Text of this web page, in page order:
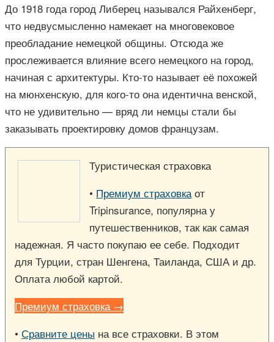
До 1918 года город Либерец назывался Райхенберг,
что недвусмысленно намекает на многовековое
преобладание немецкой общины. Отсюда же
прослеживается влияние всего немецкого на город,
начиная с архитектуры. Кто-то называет её похожей
на мюнхенскую, для кого-то она идентична венской,
что не удивительно — вряд ли немцы стали бы
заказывать проектировку домов французам.
Туристическая страховка
• Премиум страховкаот
Tripinsurance, популярна у
путешественников, так как самая
надежная. Я часто покупаю ее себе. Подходит
для Турции, стран Шенгена, Таиланда, США и др.
Оплата любой картой.
Премиум страховка →
• Сравните цены на все страховки. В этом